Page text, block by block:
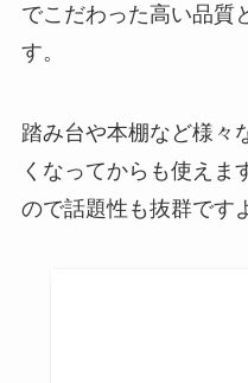
でこだわった高い品質
す。
踏み台や本棚など様々
くなってからも使えま
ので話題性も抜群です